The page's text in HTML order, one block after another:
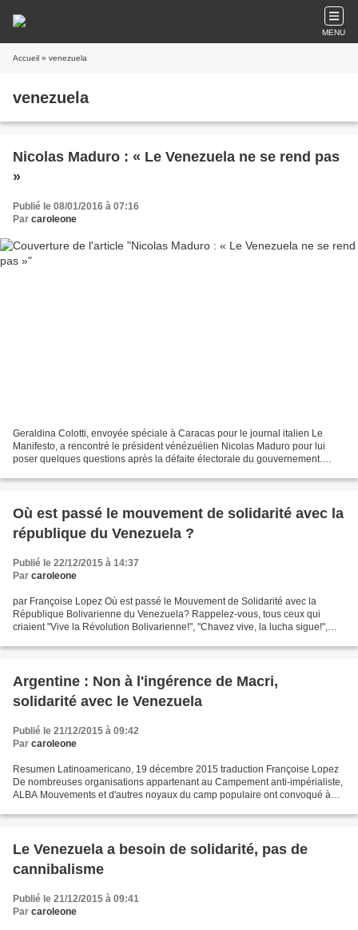
MENU
Accueil » venezuela
venezuela
Nicolas Maduro : « Le Venezuela ne se rend pas
»
Publié le 08/01/2016 à 07:16
Par caroleone
Geraldina Colotti, envoyée spéciale à Caracas pour le journal italien Le
Manifesto, a rencontré le président vénézuélien Nicolas Maduro pour lui
poser quelques questions après la défaite électorale du gouvernement.
Où est passé le mouvement de solidarité avec la
république du Venezuela ?
Publié le 22/12/2015 à 14:37
Par caroleone
par Françoise Lopez Où est passé le Mouvement de Solidarité avec la
République Bolivarienne du Venezuela? Rappelez-vous, tous ceux qui
criaient "Vive la Révolution Bolivarienne!", "Chavez vive, la lucha sigue!",
Argentine : Non à l'ingérence de Macri,
solidarité avec le Venezuela
Publié le 21/12/2015 à 09:42
Par caroleone
Resumen Latinoamericano, 19 décembre 2015 traduction Françoise Lopez
De nombreuses organisations appartenant au Campement anti-impérialiste,
ALBA Mouvements et d'autres noyaux du camp populaire ont convoqué à
Le Venezuela a besoin de solidarité, pas de
cannibalisme
Publié le 21/12/2015 à 09:41
Par caroleone